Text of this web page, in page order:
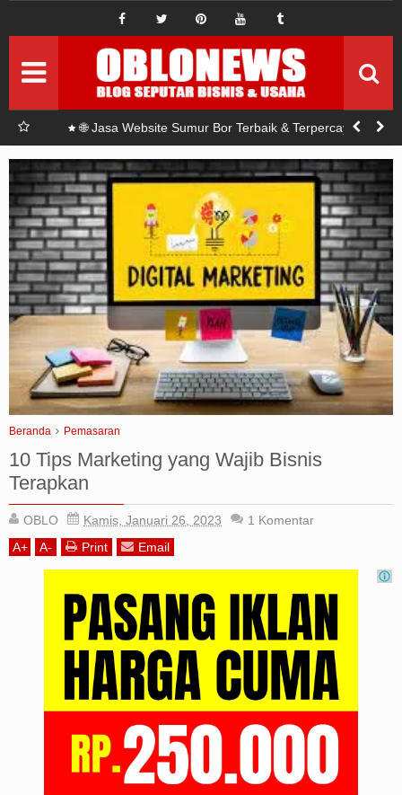
di
🌐 Jasa Pembuatan Website & Pasang Iklan Online
untuk Usaha Jasa Sumur Bor
Beranda Pemasaran
10 Tips Marketing yang Wajib Bisnis
Terapkan
OBLO Kamis, Januari 26, 2023 1 Komentar
A+ A- Print Email
ide bisnis baru
Pemasaran Setrategi Pemasaran
Permodalan Seputar modal
Investasi Seputar Investasi
Sponsord Artikel Sponsord
Abouts
Privacy Policy
Terms Of Use
Pedoman Siber
Iklan
Sitemap